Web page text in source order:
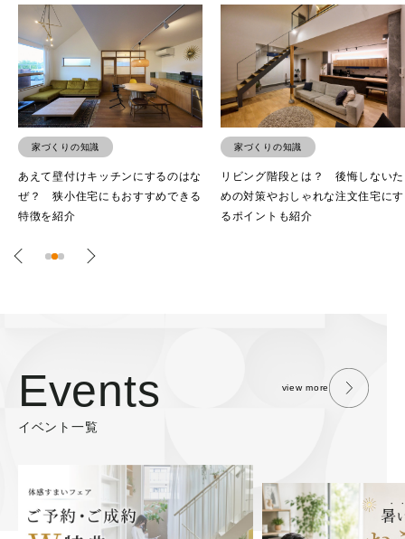
家づくりの知識
リビング階段とは？ 後悔しないた
めの対策やおしゃれな注文住宅にす
るポイントも紹介
家づくりの知識
和風住宅の魅力とは？ 注文住宅を
建てる際のおすすめアイデアも紹
介！
Events
イベント一覧
view more